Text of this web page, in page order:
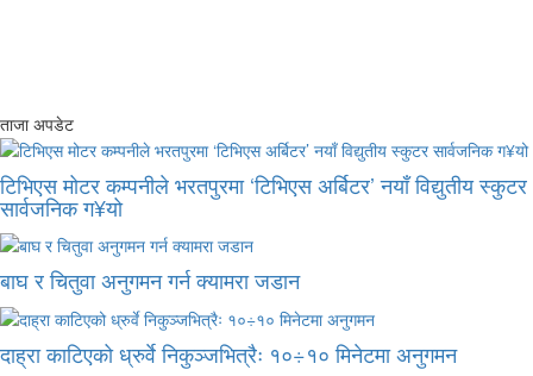
ताजा अपडेट
टिभिएस मोटर कम्पनीले भरतपुरमा ‘टिभिएस अर्बिटर’ नयाँ विद्युतीय स्कुटर
सार्वजनिक ग¥यो
बाघ र चितुवा अनुगमन गर्न क्यामरा जडान
दाह्रा काटिएको ध्रुर्वे निकुञ्जभित्रैः १०÷१० मिनेटमा अनुगमन